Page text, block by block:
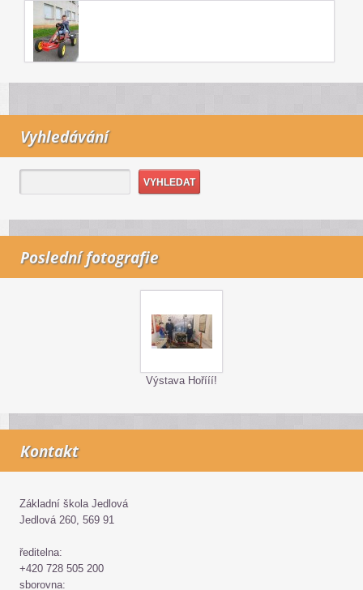
Vyhledávání
Poslední fotografie
Výstava Hořííí!
Kontakt
Základní škola Jedlová
Jedlová 260, 569 91
ředitelna:
+420 728 505 200
sborovna: